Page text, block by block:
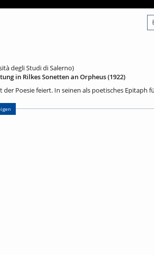
degli Studi di Salerno)
in Rilkes Sonetten an Orpheus (1922)
Poesie feiert. In seinen als poetisches Epitaph
für die eigene Poetik. Der Vortrag
und Ikonographie umreißen und sich dann der